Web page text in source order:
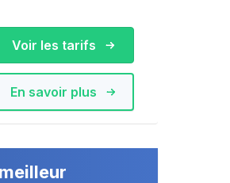
En savoir plus
Voir les tarifs